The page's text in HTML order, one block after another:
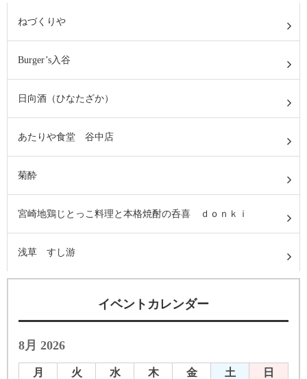
ねづくりや
Burger’s入谷
日向酒（ひなたざか）
あたりや食堂 谷中店
菊酔
宮崎地鶏じとっこ料理と本格焼酎の呑喜 ｄｏｎｋｉ
浅草 すし游
イベントカレンダー
8月 2026
月 火 水 木 金 土
日